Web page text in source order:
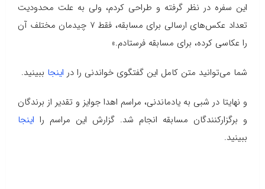
این سفره در نظر گرفته و طراحی کردم، ولی به علت محدودیت
تعداد عکس‌های ارسالی برای مسابقه، فقط ۷ چیدمان مختلف آن
را عکاسی کرده، برای مسابقه فرستادم.
»
شما می‌توانید متن کامل این گفتگوی خواندنی را در اینجا ببینید.
و نهایتا در شبی به یادماندنی، مراسم اهدا جوایز و تقدیر از برندگان
و برگزارکنندگان مسابقه انجام شد. گزارش این مراسم را اینجا
ببینید.